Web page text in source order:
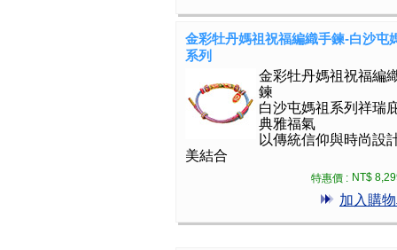
金彩牡丹媽祖祝福編織手鍊-白沙屯
系列
金彩牡丹媽祖祝福編
鍊
白沙屯媽祖系列祥瑞
典雅福氣
以傳統信仰與時尚設
美結合
特惠價 : NT$
加入購